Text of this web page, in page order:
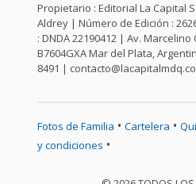
Propietario : Editorial La Capital
Aldrey | Número de Edición :
: DNDA 22190412 | Av. Marcelino
B7604GXA Mar del Plata,
8491 |
Fotos de Familia • Cartelera •
y condiciones •